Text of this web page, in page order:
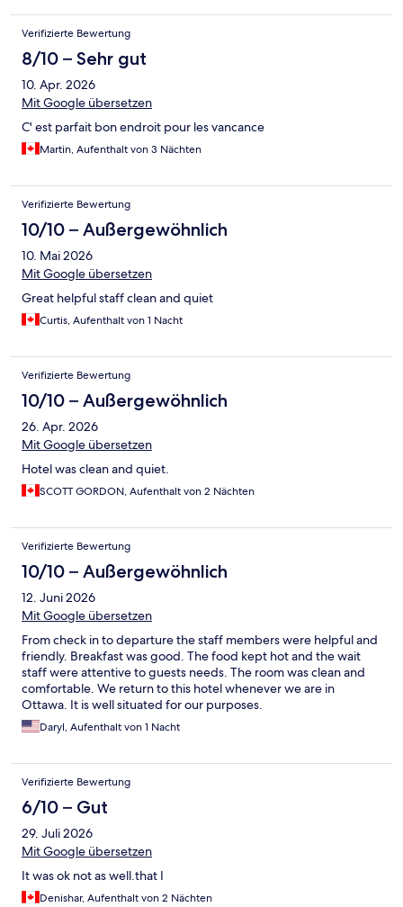
Verifizierte Bewertung
8/10 – Sehr gut
10. Apr. 2026
Mit Google übersetzen
C' est parfait bon endroit pour les vancance
Martin, Aufenthalt von 3 Nächten
Verifizierte Bewertung
10/10 – Außergewöhnlich
10. Mai 2026
Mit Google übersetzen
Great helpful staff clean and quiet
Curtis, Aufenthalt von 1 Nacht
Verifizierte Bewertung
10/10 – Außergewöhnlich
26. Apr. 2026
Mit Google übersetzen
Hotel was clean and quiet.
SCOTT GORDON, Aufenthalt von 2 Nächten
Verifizierte Bewertung
10/10 – Außergewöhnlich
12. Juni 2026
Mit Google übersetzen
From check in to departure the staff members were helpful and
friendly. Breakfast was good. The food kept hot and the wait
staff were attentive to guests needs. The room was clean and
comfortable. We return to this hotel whenever we are in
Ottawa. It is well situated for our purposes.
Daryl, Aufenthalt von 1 Nacht
Verifizierte Bewertung
6/10 – Gut
29. Juli 2026
Mit Google übersetzen
It was ok not as well.that I
Denishar, Aufenthalt von 2 Nächten